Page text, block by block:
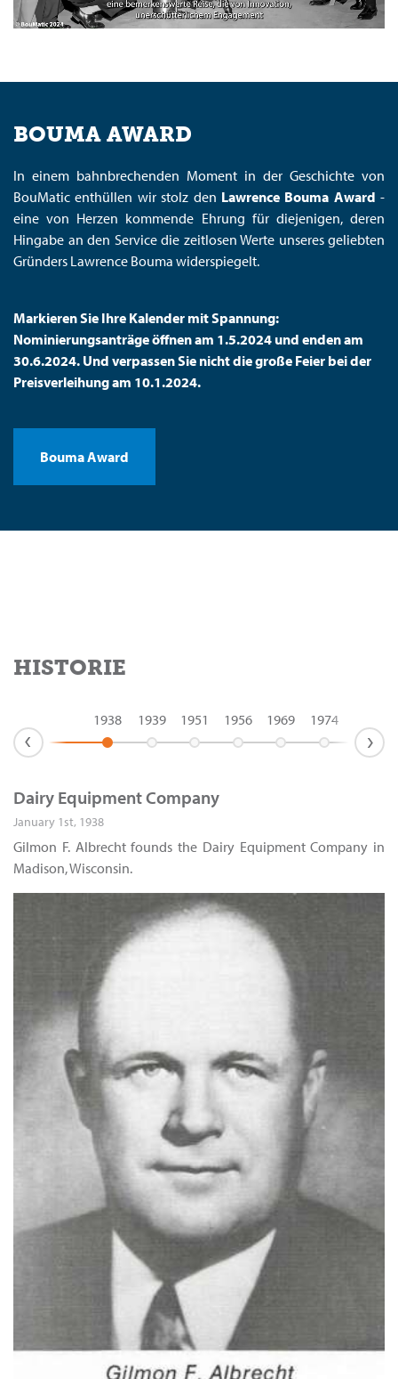
BOUMA AWARD
In einem bahnbrechenden Moment in der Geschichte von
BouMatic enthüllen wir stolz den Lawrence Bouma Award -
eine von Herzen kommende Ehrung für diejenigen, deren
Hingabe an den Service die zeitlosen Werte unseres geliebten
Gründers Lawrence Bouma widerspiegelt.
Markieren Sie Ihre Kalender mit Spannung:
Nominierungsanträge öffnen am 1.5.2024 und enden am
30.6.2024. Und verpassen Sie nicht die große Feier bei der
Preisverleihung am 10.1.2024.
Bouma Award
HISTORIE
1938 1939 1951 1956 1969 1974
› ›
Dairy Equipment Company
January 1st, 1938
Gilmon F. Albrecht founds the Dairy Equipment Company in
Madison, Wisconsin.